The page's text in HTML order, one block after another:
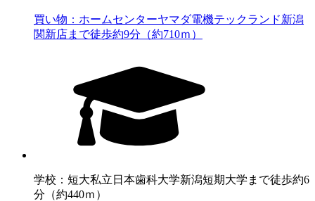
買い物：ホームセンターヤマダ電機テックランド新潟
関新店まで徒歩約9分（約710ｍ）
学校：短大私立日本歯科大学新潟短期大学まで徒歩約6
分（約440ｍ）